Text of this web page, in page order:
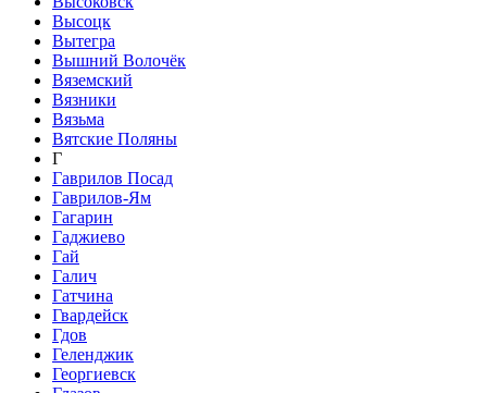
Высоцк
Вытегра
Вышний Волочёк
Вяземский
Вязники
Вязьма
Вятские Поляны
Г
Гаврилов Посад
Гаврилов-Ям
Гагарин
Гаджиево
Гай
Галич
Гатчина
Гвардейск
Гдов
Геленджик
Георгиевск